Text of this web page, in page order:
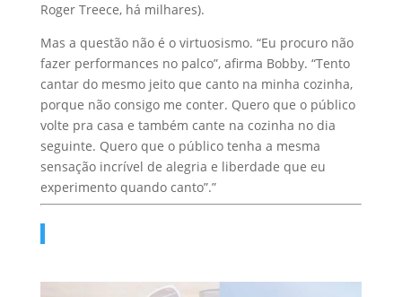
Roger Treece, há milhares).
Mas a questão não é o virtuosismo. “Eu procuro não
fazer performances no palco”, afirma Bobby. “Tento
cantar do mesmo jeito que canto na minha cozinha,
porque não consigo me conter. Quero que o público
volte pra casa e também cante na cozinha no dia
seguinte. Quero que o público tenha a mesma
sensação incrível de alegria e liberdade que eu
experimento quando canto”.”